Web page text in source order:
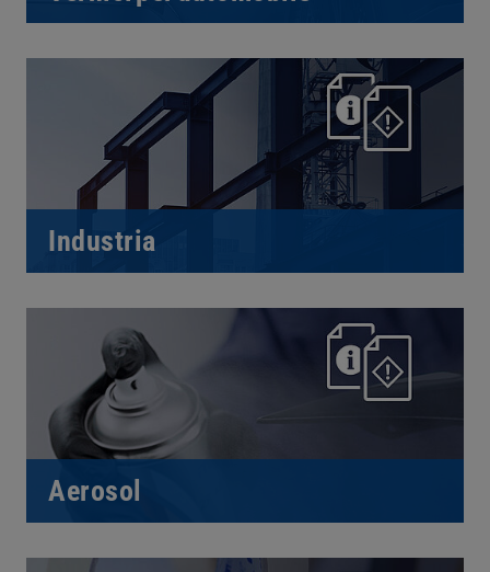
Industria
Aerosol